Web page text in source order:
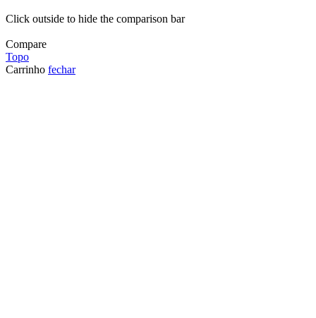
Click outside to hide the comparison bar
Compare
Topo
Carrinho fechar